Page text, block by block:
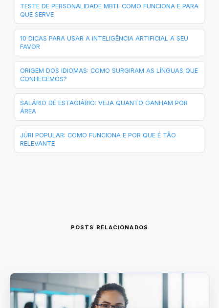
TESTE DE PERSONALIDADE MBTI: COMO FUNCIONA E PARA
QUE SERVE
10 DICAS PARA USAR A INTELIGÊNCIA ARTIFICIAL A SEU
FAVOR
ORIGEM DOS IDIOMAS: COMO SURGIRAM AS LÍNGUAS QUE
CONHECEMOS?
SALÁRIO DE ESTAGIÁRIO: VEJA QUANTO GANHAM POR
ÁREA
JÚRI POPULAR: COMO FUNCIONA E POR QUE É TÃO
RELEVANTE
POSTS RELACIONADOS